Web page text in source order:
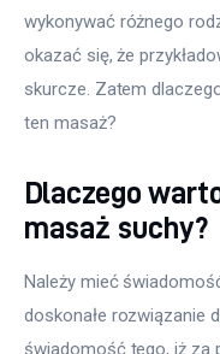
wykonywać różnego
okazać się, że
skurcze. Zatem
ten masaż?
Dlaczego
masaż suchy?
Należy mieć
doskonałe rozwiązanie
świadomość tego, iż za